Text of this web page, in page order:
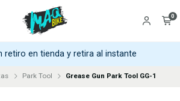
0
retiro en tienda y retira al instante
Park Tool Grease Gun Park Tool GG-1